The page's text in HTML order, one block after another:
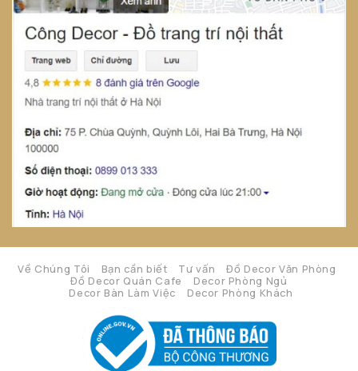
Về Chúng Tôi Bạn cần biết Tư vấn
Đồ Decor Văn Phòng
Đồ Decor Quán Cafe
Decor Phòng Ngủ
Decor Bàn Làm Việc
Decor Phòng Khách